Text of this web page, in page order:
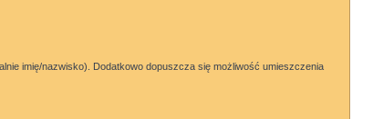
imię/nazwisko). Dodatkowo dopuszcza się możliwość umieszczenia